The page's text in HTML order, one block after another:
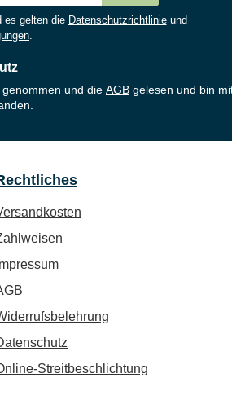
es gelten die Datenschutzrichtlinieund
und die AGB gelesen und bin
Impressum
Streitbeschlichtung